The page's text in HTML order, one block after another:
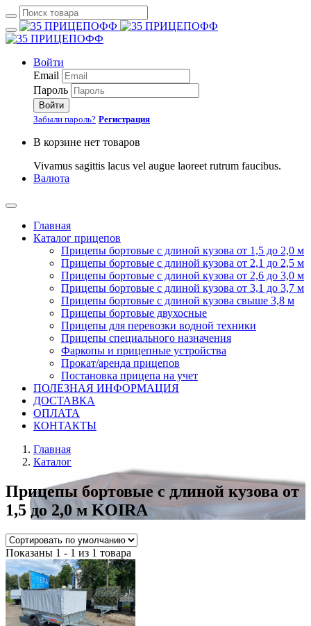
Войти
Email
Пароль
Войти
Забыли пароль? Регистрация
В корзине нет товаров
Vivamus sagittis lacus vel augue laoreet rutrum faucibus.
Валюта
Главная
Каталог прицепов
Прицепы бортовые с длиной кузова от 1,5 до 2,0 м
Прицепы бортовые с длиной кузова от 2,1 до 2,5 м
Прицепы бортовые с длиной кузова от 2,6 до 3,0 м
Прицепы бортовые с длиной кузова от 3,1 до 3,7 м
Прицепы бортовые с длиной кузова свыше 3,8 м
Прицепы бортовые двухосные
Прицепы для перевозки водной техники
Прицепы специального назначения
Фаркопы и прицепные устройства
Прокат/аренда прицепов
Постановка прицепа на учет
ПОЛЕЗНАЯ ИНФОРМАЦИЯ
ДОСТАВКА
ОПЛАТА
КОНТАКТЫ
Главная
Каталог
Прицепы бортовые с длиной кузова от
1,5 до 2,0 м KOIRA
Показаны 1 - 1 из 1 товара